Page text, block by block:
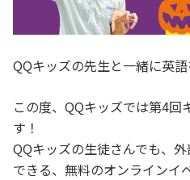
QQキッズの先生と一緒に英語
この度、QQキッズでは第4回
す！
QQキッズの生徒さんでも、
できる、無料のオンラインイ